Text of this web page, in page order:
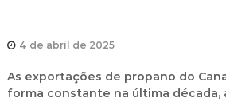
4 de abril de 2025
As exportações de propano do
forma constante na última década,